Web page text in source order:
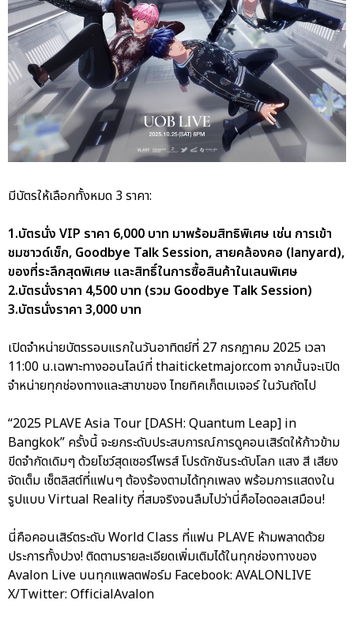
มีบัตรให้เลือกทั้งหมด 3 ราคา:
1.บัตรนั่ง VIP ราคา 6,000 บาท มาพร้อมสิทธิพิเศษ เช่น การเข้า
ชมซาวด์เช็ก, Goodbye Talk Session, สายคล้องคอ (lanyard),
ของที่ระลึกสุดพิเศษ และสิทธิ์ในการซื้อสินค้าในเลนพิเศษ
2.บัตรนั่งราคา 4,500 บาท (รวม Goodbye Talk Session)
3.บัตรนั่งราคา 3,000 บาท
เปิดจำหน่ายบัตรรอบแรกในวันอาทิตย์ที่ 27 กรกฎาคม 2025 เวลา
11:00 น.เฉพาะทางออนไลน์ที่ thaiticketmajor.com จากนั้นจะเปิด
จำหน่ายทุกช่องทางและสาขาของ ไทยทิคเก็ตเมเจอร์ ในวันถัดไป
“2025 PLAVE Asia Tour [DASH: Quantum Leap] in
Bangkok” ครั้งนี้ จะยกระดับประสบการณ์การดูคอนเสิร์ตให้ก้าวข้าม
ขีดจำกัดเดิมๆ ด้วยโชว์สุดเซอร์ไพรส์ โปรดักชันระดับโลก แสง สี เสียง
จัดเต็ม เซ็ตลิสต์ที่แฟนๆ ต้องร้องตามได้ทุกเพลง พร้อมการแสดงใน
รูปแบบ Virtual Reality ที่สมจริงจนลืมไปว่านี่คือไอดอลเสมือน!
นี่คือคอนเสิร์ตระดับ World Class ที่แฟน PLAVE ห้ามพลาดด้วย
ประการทั้งปวง! ติดตามรายละเอียดเพิ่มเติมได้ในทุกช่องทางของ
Avalon Live บนทุกแพลตฟอร์ม Facebook: AVALONLIVE
X/Twitter: OfficialAvalon